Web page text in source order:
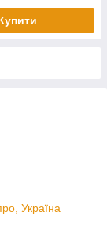
Україна